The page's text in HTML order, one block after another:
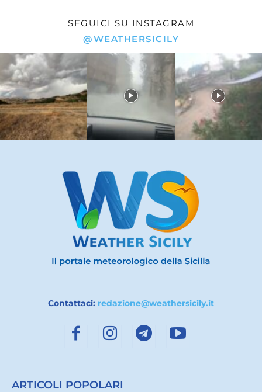
SEGUICI SU INSTAGRAM
@WEATHERSICILY
Contattaci: redazione@weathersicily.it
ARTICOLI POPOLARI